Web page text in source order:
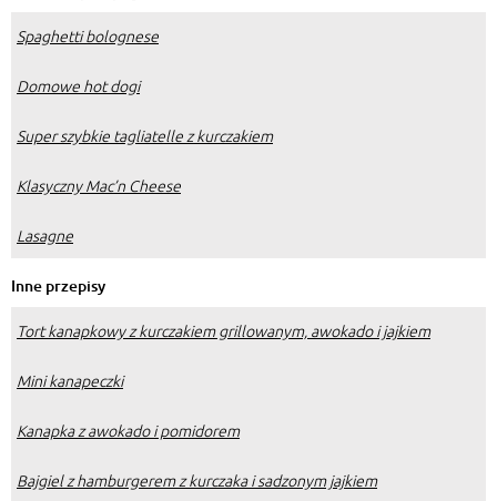
Spaghetti bolognese
Domowe hot dogi
Super szybkie tagliatelle z kurczakiem
Klasyczny Mac’n Cheese
Lasagne
Inne przepisy
Tort kanapkowy z kurczakiem grillowanym, awokado i jajkiem
Mini kanapeczki
Kanapka z awokado i pomidorem
Bajgiel z hamburgerem z kurczaka i sadzonym jajkiem